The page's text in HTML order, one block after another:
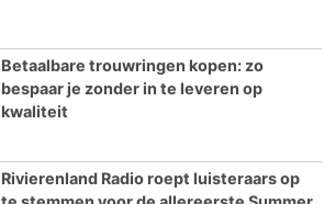
Betaalbare trouwringen kopen: zo
bespaar je zonder in te leveren op
kwaliteit
Rivierenland Radio roept luisteraars op